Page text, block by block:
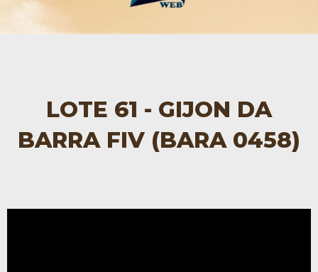
LOTE 61 - GIJON DA
BARRA FIV (BARA 0458)